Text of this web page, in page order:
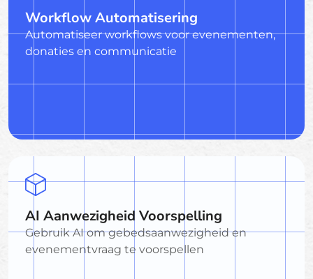
Workflow Automatisering
Automatiseer workflows voor evenementen,
donaties en communicatie
AI Aanwezigheid Voorspelling
Gebruik AI om gebedsaanwezigheid en
evenementvraag te voorspellen